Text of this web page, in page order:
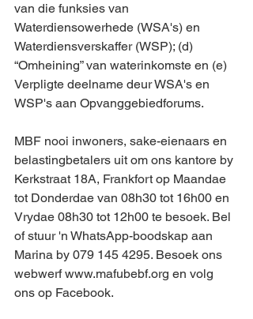
van die funksies van
Waterdiensowerhede (WSA's) en
Waterdiensverskaffer (WSP); (d)
“Omheining” van waterinkomste en (e)
Verpligte deelname deur WSA's en
WSP's aan Opvanggebiedforums.
MBF nooi inwoners, sake-eienaars en
belastingbetalers uit om ons kantore by
Kerkstraat 18A, Frankfort op Maandae
tot Donderdae van 08h30 tot 16h00 en
Vrydae 08h30 tot 12h00 te besoek. Bel
of stuur 'n WhatsApp-boodskap aan
Marina by 079 145 4295. Besoek ons
webwerf www.mafubebf.org en volg
ons op Facebook.